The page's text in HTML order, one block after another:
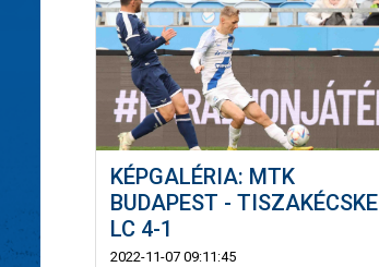
KÉPGALÉRIA: MTK
BUDAPEST - TISZAKÉCSKEI
LC 4-1
2022-11-07 09:11:45